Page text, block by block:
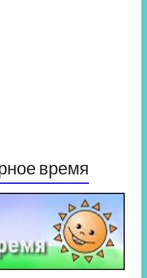
время